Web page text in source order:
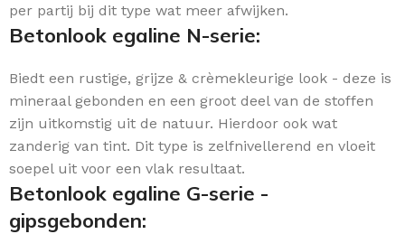
per partij bij dit type wat meer afwijken.
Betonlook egaline N-serie:
Biedt een rustige, grijze & crèmekleurige look - deze is
mineraal gebonden en een groot deel van de stoffen
zijn uitkomstig uit de natuur. Hierdoor ook wat
zanderig van tint. Dit type is zelfnivellerend en vloeit
soepel uit voor een vlak resultaat.
Betonlook egaline G-serie -
gipsgebonden: